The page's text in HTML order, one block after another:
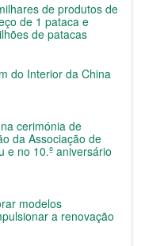
de produtos de
de 1 pataca e
de patacas
do Interior da China
cerimónia de
da Associação de
e no 10.º aniversário
modelos
a renovação